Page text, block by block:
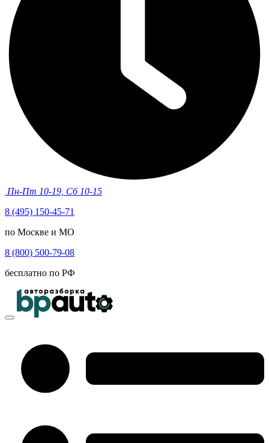
Пн-Пт 10-19, Сб 10-15
8 (495) 150-45-71
по Москве и МО
8 (800) 500-79-08
бесплатно по РФ